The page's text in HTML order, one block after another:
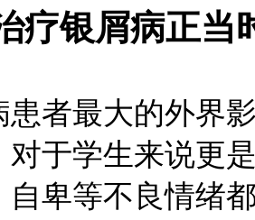
疗银屑病正当
最大的外界影
对于学生来说更
自卑等不良情绪